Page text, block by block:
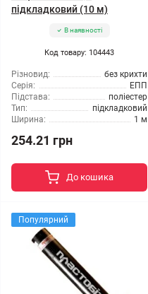
підкладковий (10 м)
В наявності
Код товару: 104443
Різновид:
без крихти
Серія:
ЕПП
Підстава:
поліестер
Тип:
підкладковий
Ширина:
1 м
254.21 грн
До кошика
Популярний